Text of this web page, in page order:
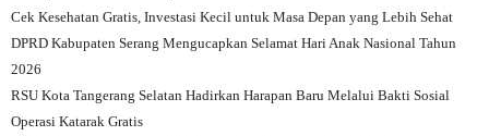
Cek Kesehatan Gratis, Investasi Kecil untuk Masa Depan yang Lebih Sehat
DPRD Kabupaten Serang Mengucapkan Selamat Hari Anak Nasional Tahun
2026
RSU Kota Tangerang Selatan Hadirkan Harapan Baru Melalui Bakti Sosial
Operasi Katarak Gratis